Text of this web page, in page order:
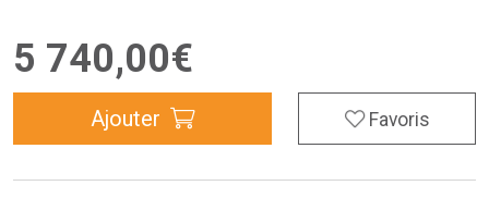
5 740,00€
Ajouter Favoris